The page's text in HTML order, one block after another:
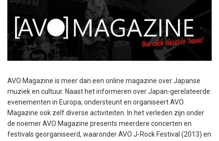
AVO Magazine is meer dan een online magazine over Japanse
muziek en cultuur. Naast het informeren over Japan-gerelateerde
evenementen in Europa, ondersteunt en organiseert AVO
Magazine ook zelf diverse activiteiten. In het verleden zijn onder
de noemer AVO Magazine presents meerdere concerten en
festivals georganiseerd, waaronder AVO J-Rock Festival (2013) en